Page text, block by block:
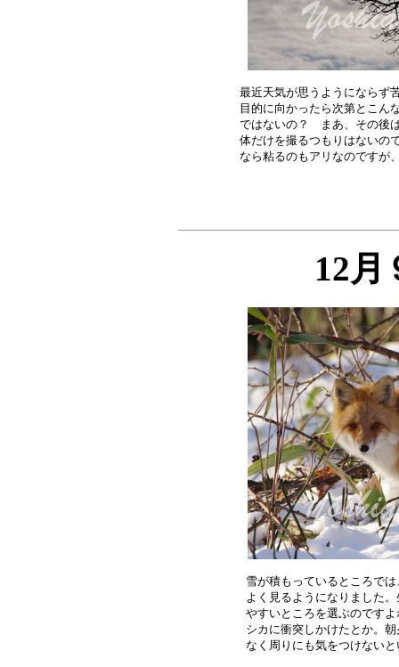
最近天気が思うようにならず
目的に向かったら次第とこん
ではないの？　まあ、その後
体だけを撮るつもりはないの
12月
雪が積もっているところで
よく見るようになりました
やすいところを選ぶのです
シカに衝突しかけたとか。